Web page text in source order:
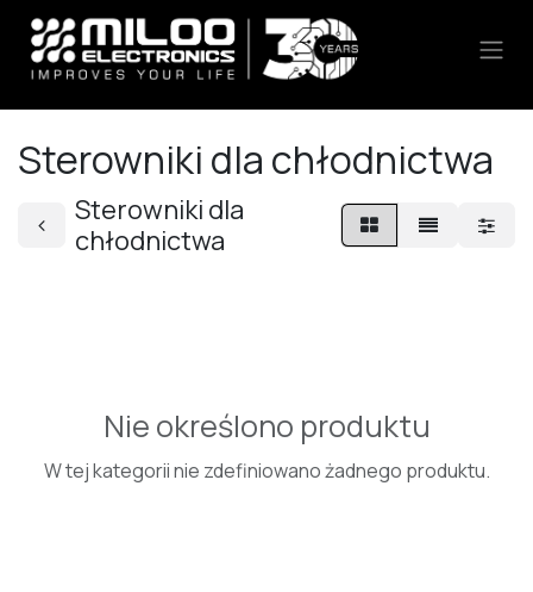
Skip to Content
Sterowniki dla chłodnictwa
Sterowniki dla
chłodnictwa
Nie określono produktu
W tej kategorii nie zdefiniowano żadnego produktu.